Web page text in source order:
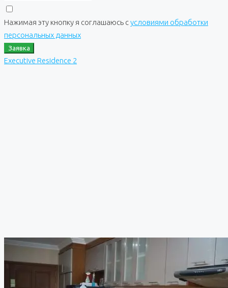
Нажимая эту кнопку я соглашаюсь сусловиями обработки
персональных данных
Заявка
Executive Residence 2